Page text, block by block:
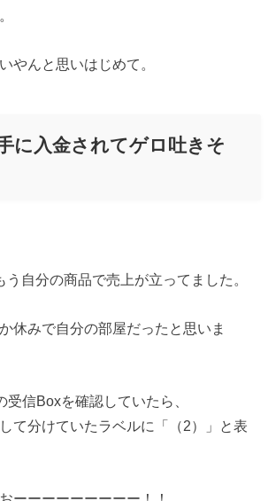
やんと思いはじめて。
に入金されてゲロ吐きそ
自分の商品で売上が立ってました。
休みで自分の部屋だったと思いま
信Boxを確認していたら、
て分けていたラベルに「（2）」と表